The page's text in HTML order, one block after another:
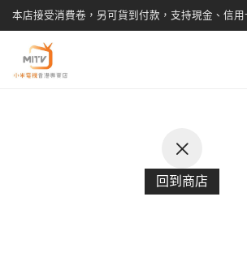
本店接受消費卷，另可貨到付款，支持現金、信
回到商店